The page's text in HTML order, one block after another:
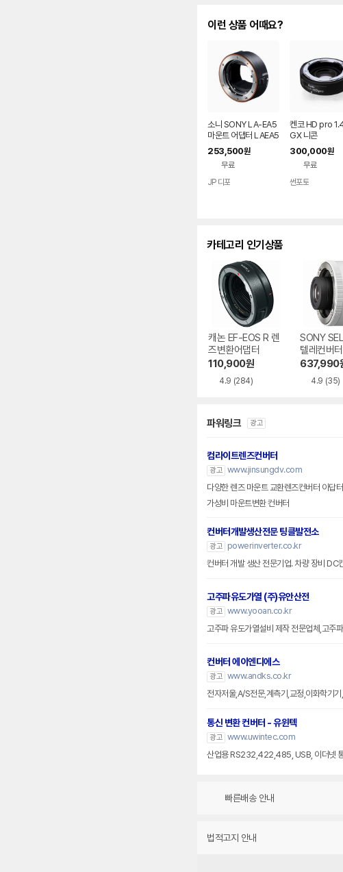
이런 상품 어때요?
소니 SONY LA-EA5
마운트 어댑터 LAEA5
253,500원
무료
JP 디포
켄코 HD pro
GX 니콘
300,000원
무료
썬포토
카테고리 인기상품
캐논 EF-EOS R 렌
즈변환어댑터
110,900원
4.9 (284)
SONY
텔레컨버터
637,990
4.9 (35)
파워링크 광고
컴라이트렌즈컨버터
광고 www.jinsungdv.com
다양한 렌즈 마운트 교환렌즈컨버터 아답터
가성비 마운트변환 컨버터
컨버터개발생산전문 팅클발전소
광고
powerinverter.co.kr
컨버터 개발 생산 전문기업. 차량 장비 DC
고주파유도가열 (주)유안산전
광고 www.yooan.co.kr
고주파 유도가열설비 제작 전문업체,고주
컨버터 에이엔디에스
광고 www.andks.co.kr
전자저울,A/S전문,계측기,교정,이화학기
통신 변환 컨버터 - 유윈텍
광고 www.uwintec.com
산업용 RS232,422,485, USB, 이더넷
빠른배송 안내
법적고지 안내